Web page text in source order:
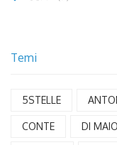
Temi
5STELLE
CONTE DI MAIO